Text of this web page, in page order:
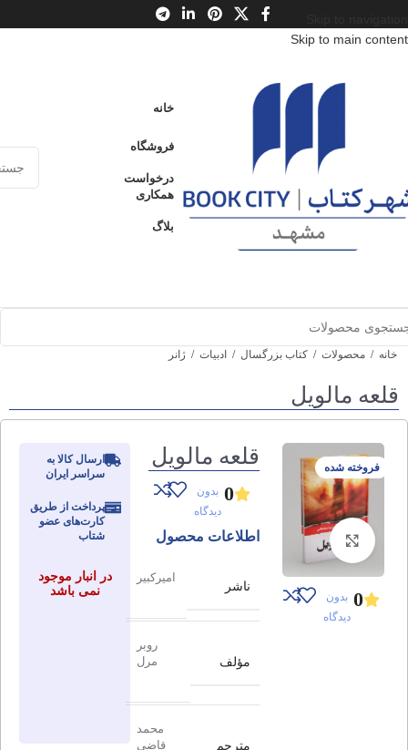
Skip to main content
خانه
فروشگاه
درخواست
همکاری
بلاگ
خانه / محصولات / کتاب بزرگسال / ادبیات / ژانر
قلعه مالویل
فروخته شده
برای بزرگنمایی کلیک کنید
0 بدون
دیدگاه
قلعه مالویل
0 بدون
دیدگاه
اطلاعات محصول
ناشر
امیرکبیر
مؤلف
روبر
مرل
مترجم
محمد
قاضی
ارسال کالا به
سراسر ایران
پرداخت از طریق
کارت‌های عضو
شتاب
در انبار موجود
نمی باشد